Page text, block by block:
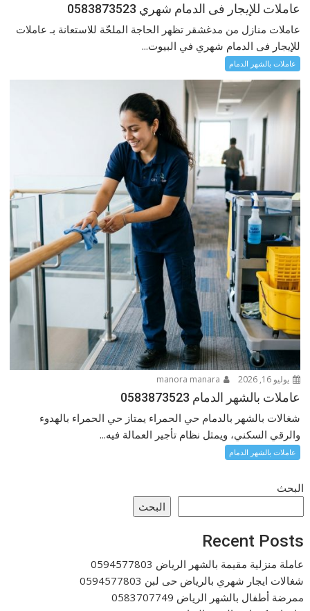
عاملات للإيجار فى الدمام شهري 0583873523
عاملات منازل من مدغشقر تظهر الحاجة الملحّة للاستعانة بـ عاملات
للإيجار فى الدمام شهري في البيوت...
عاملات بالشهر الدمام
يوليو 16, 2026
عاملات بالشهر الدمام 0583873523
شغالات بالشهر بالدمام حي الحمراء يمتاز حي الحمراء بالهدوء
والرقي السكني، ويمثل نظام تأجير العمالة فيه...
عاملات بالشهر الدمام
البحث
البحث
Recent Posts
عاملة منزلية مقيمة بالشهر الرياض 0594577803
شغالات ايجار شهري بالرياض حى لبن 0594577803
ممرضة أطفال بالشهر الرياض 0583707749